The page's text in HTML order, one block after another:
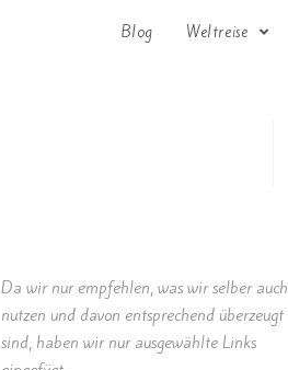
Blog Weltreise
Da wir nur empfehlen, was wir selber auch
nutzen und davon entsprechend überzeugt
sind, haben wir nur ausgewählte Links